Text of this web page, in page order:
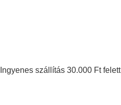
Ingyenes szállítás 30.000 Ft felett